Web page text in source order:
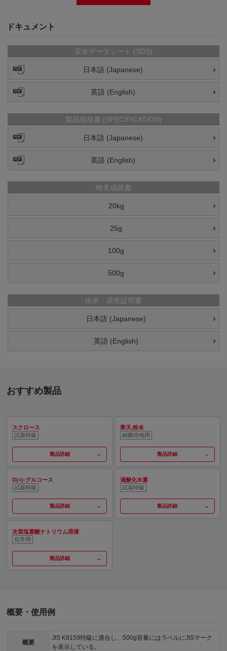
ドキュメント
安全データシート (SDS)
日本語 (Japanese)
英語 (English)
製品規格書 (SPECIFICATION)
日本語 (Japanese)
英語 (English)
検査成績書
20kg
25g
100g
500g
由来・原産証明書
日本語 (Japanese)
英語 (English)
おすすめ製品
スクロース
試薬特級
製品詳細
寒天,粉末
細菌培地用
製品詳細
D(+)-グルコース
試薬特級
製品詳細
過酸化水素
試薬特級
製品詳細
次亜塩素酸ナトリウム溶液
化学用
製品詳細
概要・使用例
概要
JIS K8159特級に適合し、500g容量にはラベルにJISマーク
を表示している。